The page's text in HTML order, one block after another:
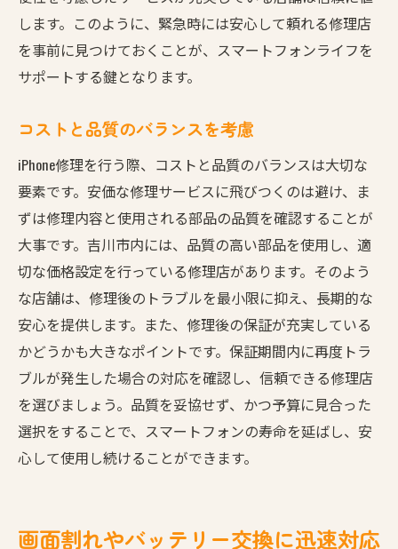
します。このように、緊急時には安心して頼れる修理店
を事前に見つけておくことが、スマートフォンライフを
サポートする鍵となります。
コストと品質のバランスを考慮
iPhone修理を行う際、コストと品質のバランスは大切な
要素です。安価な修理サービスに飛びつくのは避け、ま
ずは修理内容と使用される部品の品質を確認することが
大事です。吉川市内には、品質の高い部品を使用し、適
切な価格設定を行っている修理店があります。そのよう
な店舗は、修理後のトラブルを最小限に抑え、長期的な
安心を提供します。また、修理後の保証が充実している
かどうかも大きなポイントです。保証期間内に再度トラ
ブルが発生した場合の対応を確認し、信頼できる修理店
を選びましょう。品質を妥協せず、かつ予算に見合った
選択をすることで、スマートフォンの寿命を延ばし、安
心して使用し続けることができます。
画面割れやバッテリー交換に迅速対応